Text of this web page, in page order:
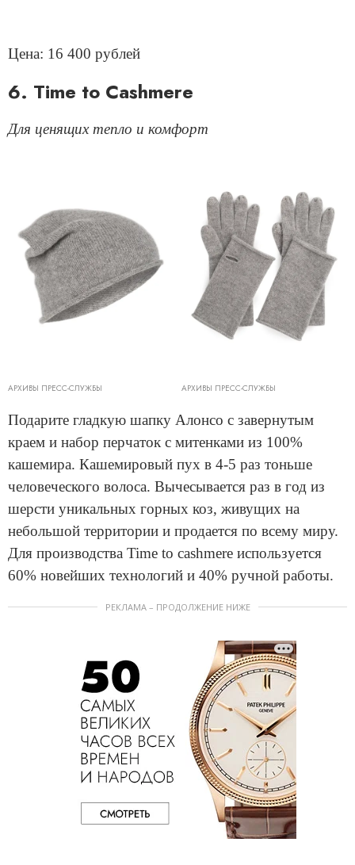
Цена: 16 400 рублей
6. Time to Cashmere
Для ценящих тепло и комфорт
АРХИВЫ ПРЕСС-СЛУЖБЫ АРХИВЫ ПРЕСС-СЛУЖБЫ
Подарите гладкую шапку Алонсо с завернутым
краем и набор перчаток с митенками из 100%
кашемира. Кашемировый пух в 4-5 раз тоньше
человеческого волоса. Вычесывается раз в год из
шерсти уникальных горных коз, живущих на
небольшой территории и продается по всему миру.
Для производства Time to cashmere используется
60% новейших технологий и 40% ручной работы.
РЕКЛАМА – ПРОДОЛЖЕНИЕ НИЖЕ